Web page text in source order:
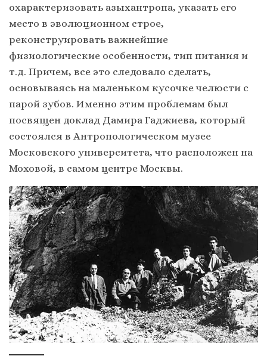
охарактеризовать азыхантропа, указать его
место в эволюционном строе,
реконструировать важнейшие
физиологические особенности, тип питания и
т.д. Причем, все это следовало сделать,
основываясь на маленьком кусочке челюсти с
парой зубов. Именно этим проблемам был
посвящен доклад Дамира Гаджиева, который
состоялся в Антропологическом музее
Московского университета, что расположен на
Моховой, в самом центре Москвы.